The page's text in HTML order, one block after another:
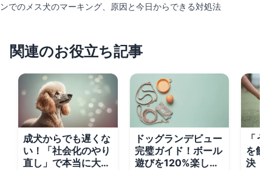
ンでのメス犬のマーキング、原因と今日からできる対処法
関連のお役立ち記事
成犬からでも遅くな
い！「社会化のやり
直し」で本当に大切
ドッグランデビュー
完璧ガイド！ボール
遊びを120%楽しむ
「う
を飲
決！